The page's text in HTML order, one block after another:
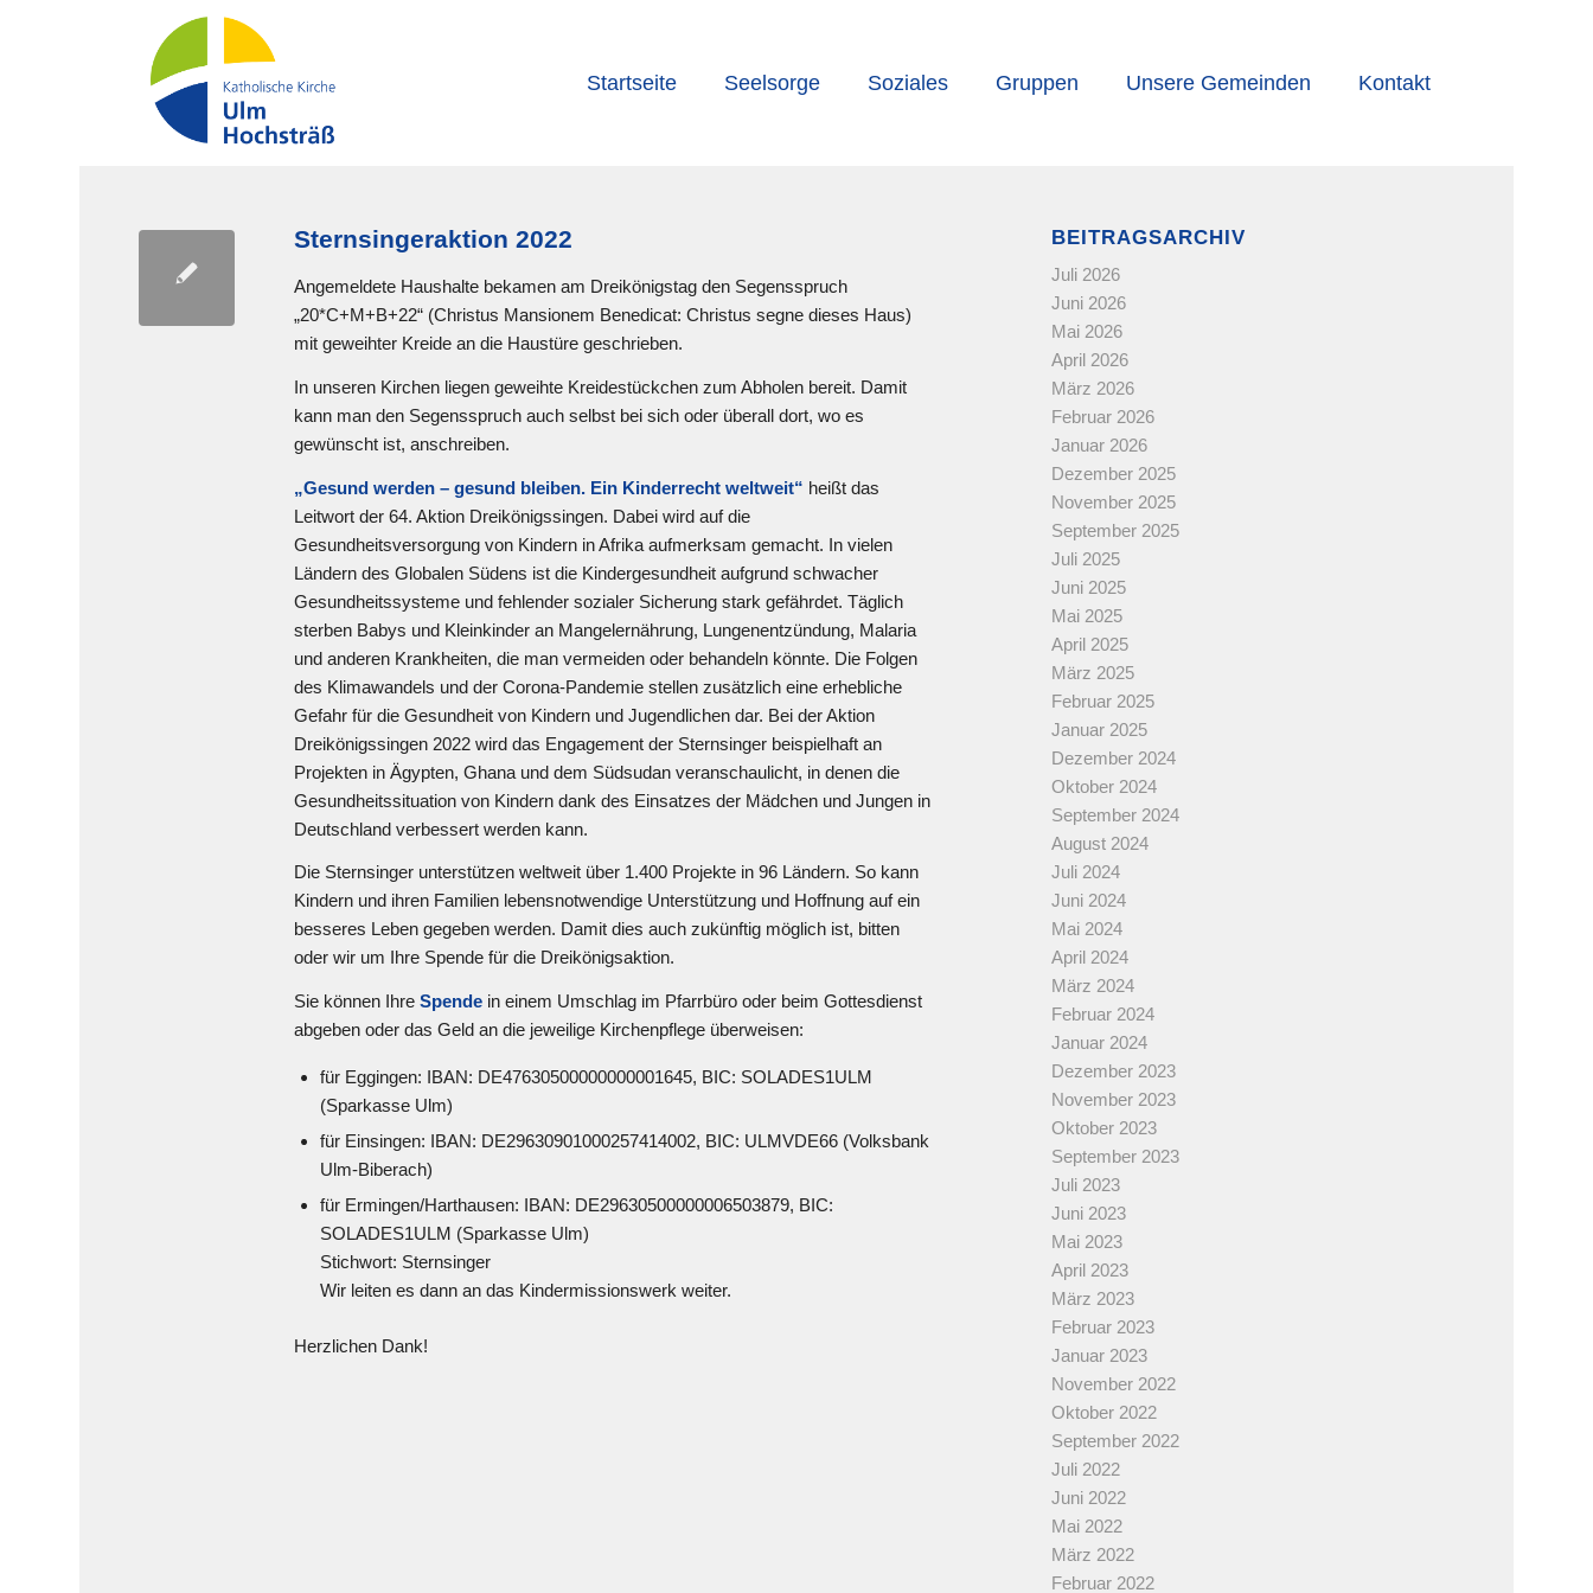
Startseite Seelsorge Soziales Gruppen Unsere Gemeinden Kontakt
Sternsingeraktion 2022
Angemeldete Haushalte bekamen am Dreikönigstag den Segensspruch
„20*C+M+B+22“ (Christus Mansionem Benedicat: Christus segne dieses Haus)
mit geweihter Kreide an die Haustüre geschrieben.
In unseren Kirchen liegen geweihte Kreidestückchen zum Abholen bereit. Damit
kann man den Segensspruch auch selbst bei sich oder überall dort, wo es
gewünscht ist, anschreiben.
„Gesund werden – gesund bleiben. Ein Kinderrecht weltweit“ heißt das
Leitwort der 64. Aktion Dreikönigssingen. Dabei wird auf die
Gesundheitsversorgung von Kindern in Afrika aufmerksam gemacht. In vielen
Ländern des Globalen Südens ist die Kindergesundheit aufgrund schwacher
Gesundheitssysteme und fehlender sozialer Sicherung stark gefährdet. Täglich
sterben Babys und Kleinkinder an Mangelernährung, Lungenentzündung, Malaria
und anderen Krankheiten, die man vermeiden oder behandeln könnte. Die Folgen
des Klimawandels und der Corona-Pandemie stellen zusätzlich eine erhebliche
Gefahr für die Gesundheit von Kindern und Jugendlichen dar. Bei der Aktion
Dreikönigssingen 2022 wird das Engagement der Sternsinger beispielhaft an
Projekten in Ägypten, Ghana und dem Südsudan veranschaulicht, in denen die
Gesundheitssituation von Kindern dank des Einsatzes der Mädchen und Jungen in
Deutschland verbessert werden kann.
Die Sternsinger unterstützen weltweit über 1.400 Projekte in 96 Ländern. So kann
Kindern und ihren Familien lebensnotwendige Unterstützung und Hoffnung auf ein
besseres Leben gegeben werden. Damit dies auch zukünftig möglich ist, bitten
oder wir um Ihre Spende für die Dreikönigsaktion.
Sie können IhreSpende in einem Umschlag im Pfarrbüro oder beim Gottesdienst
abgeben oder das Geld an die jeweilige Kirchenpflege überweisen:
für Eggingen: IBAN: DE47630500000000001645, BIC: SOLADES1ULM
(Sparkasse Ulm)
für Einsingen: IBAN: DE29630901000257414002, BIC: ULMVDE66 (Volksbank
Ulm-Biberach)
für Ermingen/Harthausen: IBAN: DE29630500000006503879, BIC:
SOLADES1ULM (Sparkasse Ulm)
Stichwort: Sternsinger
Wir leiten es dann an das Kindermissionswerk weiter.
Herzlichen Dank!
BEITRAGSARCHIV
Juli 2026
Juni 2026
Mai 2026
April 2026
März 2026
Februar 2026
Januar 2026
Dezember 2025
November 2025
September 2025
Juli 2025
Juni 2025
Mai 2025
April 2025
März 2025
Februar 2025
Januar 2025
Dezember 2024
Oktober 2024
September 2024
August 2024
Juli 2024
Juni 2024
Mai 2024
April 2024
März 2024
Februar 2024
Januar 2024
Dezember 2023
November 2023
Oktober 2023
September 2023
Juli 2023
Juni 2023
Mai 2023
April 2023
März 2023
Februar 2023
Januar 2023
November 2022
Oktober 2022
September 2022
Juli 2022
Juni 2022
Mai 2022
März 2022
Februar 2022